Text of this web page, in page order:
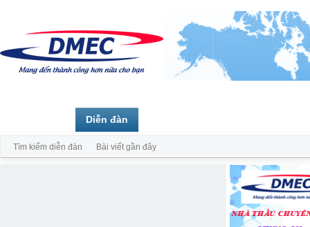
Diễn đàn
Tìm kiếm diễn đàn Bài viết gần đây